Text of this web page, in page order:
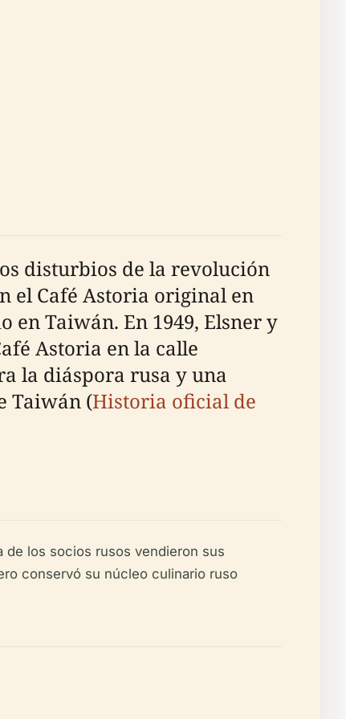
disturbios de la revolución
el Café Astoria original en
en Taiwán. En 1949, Elsner y
Astoria en la calle
la diáspora rusa y una
Taiwán (Historia oficial de
de los socios rusos vendieron sus
conservó su núcleo culinario ruso